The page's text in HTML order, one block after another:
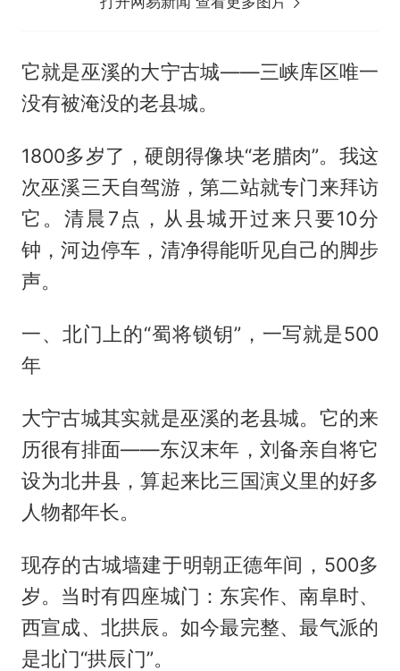
它就是巫溪的大宁古城——三峡库区唯一
没有被淹没的老县城。
1800多岁了，硬朗得像块“老腊肉”。我这
次巫溪三天自驾游，第二站就专门来拜访
它。清晨7点，从县城开过来只要10分
钟，河边停车，清净得能听见自己的脚步
声。
一、北门上的“蜀将锁钥”，一写就是500
年
大宁古城其实就是巫溪的老县城。它的来
历很有排面——东汉末年，刘备亲自将它
设为北井县，算起来比三国演义里的好多
人物都年长。
现存的古城墙建于明朝正德年间，500多
岁。当时有四座城门：东宾作、南阜时、
西宣成、北拱辰。如今最完整、最气派的
是北门“拱辰门”。